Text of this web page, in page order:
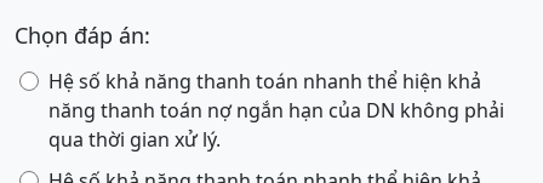
Chọn đáp án:
Hệ số khả năng thanh toán nhanh thể hiện khả
năng thanh toán nợ ngắn hạn của DN không phải
qua thời gian xử lý.